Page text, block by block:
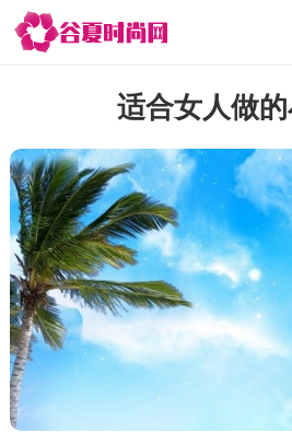
适合女人做